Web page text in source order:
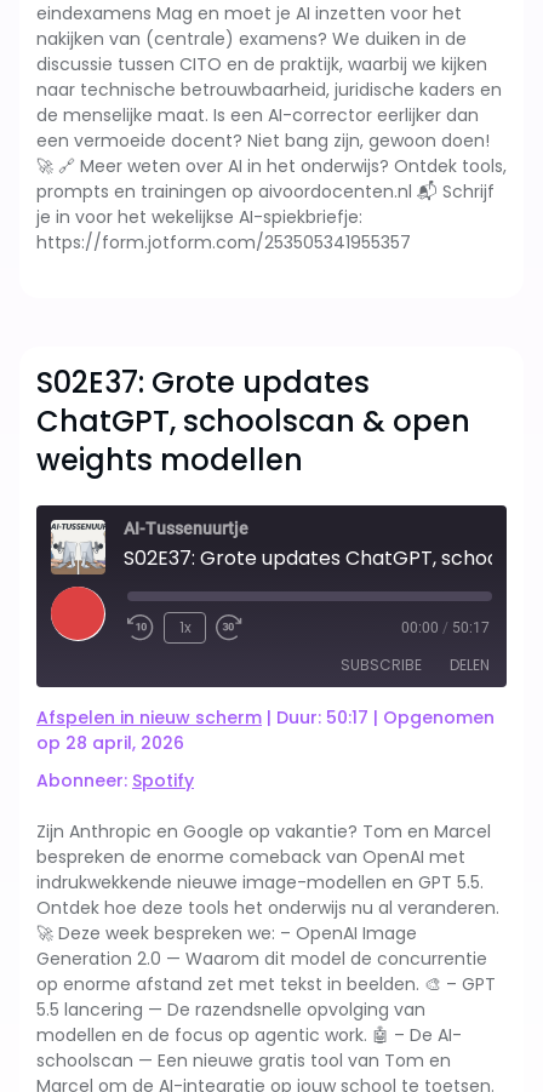
eindexamens Mag en moet je AI inzetten voor het
nakijken van (centrale) examens? We duiken in de
discussie tussen CITO en de praktijk, waarbij we kijken
naar technische betrouwbaarheid, juridische kaders en
de menselijke maat. Is een AI-corrector eerlijker dan
een vermoeide docent? Niet bang zijn, gewoon doen!
🚀 🔗 Meer weten over AI in het onderwijs? Ontdek tools,
prompts en trainingen op aivoordocenten.nl 📬 Schrijf
je in voor het wekelijkse AI-spiekbriefje:
https://form.jotform.com/253505341955357
S02E37: Grote updates
ChatGPT, schoolscan & open
weights modellen
AI-Tussenuurtje
Play
Rewind
1x
seconds
00:00 / 50:17
SUBSCRIBE DELEN
Spotify
RSS FEED
DELEN
EMBED
Afspelen in nieuw scherm | Duur: 50:17 | Opgenomen
op 28 april, 2026
Abonneer: Spotify
Zijn Anthropic en Google op vakantie? Tom en Marcel
bespreken de enorme comeback van OpenAI met
indrukwekkende nieuwe image-modellen en GPT 5.5.
Ontdek hoe deze tools het onderwijs nu al veranderen.
🚀 Deze week bespreken we: – OpenAI Image
Generation 2.0 — Waarom dit model de concurrentie
op enorme afstand zet met tekst in beelden. 🎨 – GPT
5.5 lancering — De razendsnelle opvolging van
modellen en de focus op agentic work. 🤖 – De AI-
schoolscan — Een nieuwe gratis tool van Tom en
Marcel om de AI-integratie op jouw school te toetsen.